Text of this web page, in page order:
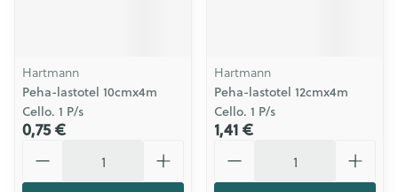
Hartmann
Peha-lastotel 10cmx4m
Cello. 1 P/s
0,75 €
Hartmann
Peha-lastotel 12cmx4m
Cello. 1 P/s
1,41 €